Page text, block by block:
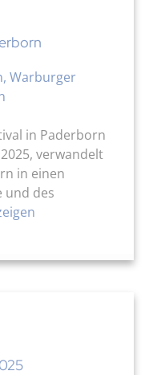
Warburger
in Paderborn
verwandelt
in einen
und des